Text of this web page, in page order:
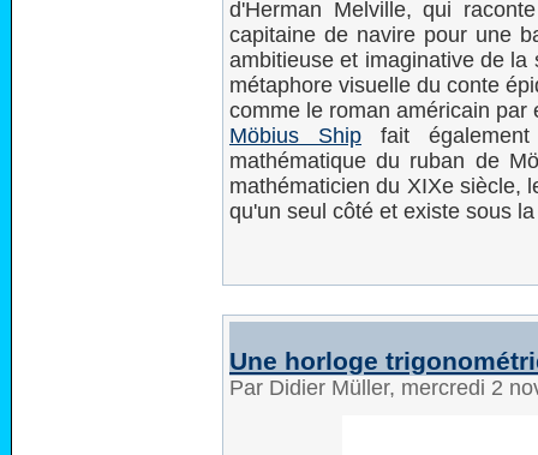
d'Herman Melville, qui
capitaine de navire pour une
ambitieuse et imaginative de
métaphore visuelle du conte
comme le roman américain par
Möbius Ship fait
mathématique du ruban de
mathématicien du XIXe siècle,
qu'un seul côté et existe sous
Une horloge
Par Didier Müller, mercredi 2